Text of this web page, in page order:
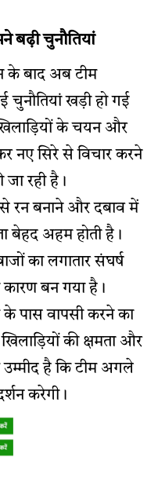
बढ़ी चुनौतियां
के बाद अब टीम
खड़ी हो गई
के चयन और
नए सिरे से विचार करने
रही है।
रन बनाने और दबाव में
बेहद अहम होती है।
का लगातार संघर्ष
कारण बन गया है।
के पास वापसी करने का
की क्षमता और
है कि टीम अगले
करेगी।